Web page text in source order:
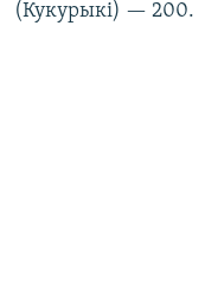
(Кукурыкі) — 200.